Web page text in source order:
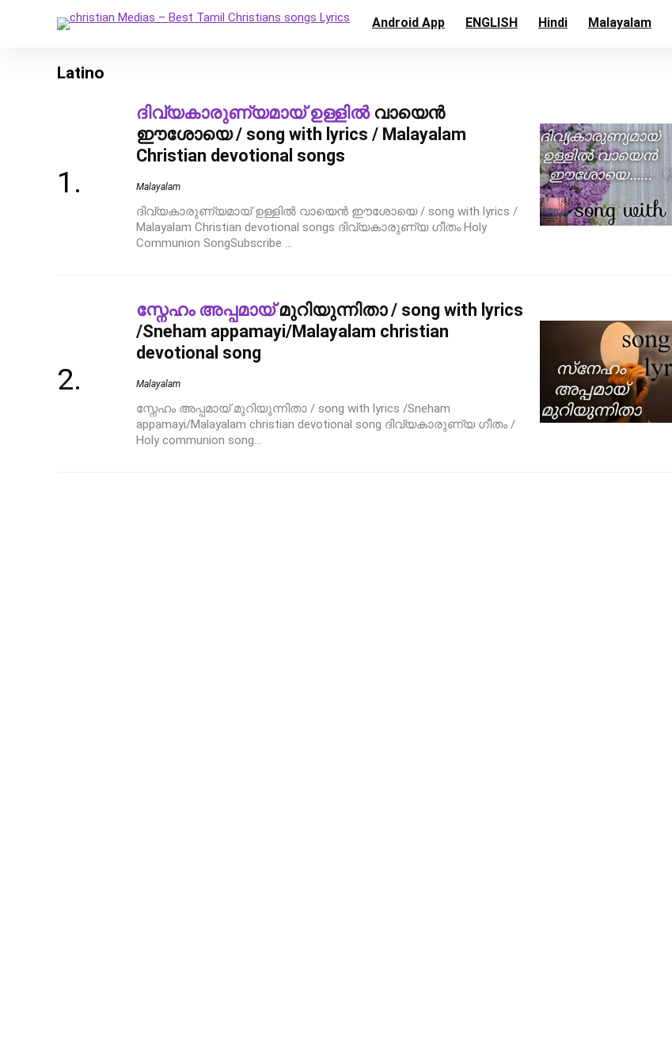
Android App ENGLISH Hindi Malayalam
Latino
ദിവ്യകാരുണ്യമായ് ഉള്ളിൽവായെൻ
ഈശോയെ / song with lyrics / Malayalam
Christian devotional songs
Malayalam
ദിവ്യകാരുണ്യമായ് ഉള്ളിൽ വായെൻ ഈശോയെ / song with lyrics /
Malayalam Christian devotional songs ദിവ്യകാരുണ്യ ഗീതം Holy
Communion SongSubscribe ...
സ്നേഹം അപ്പമായ്മുറിയുന്നിതാ / song with lyrics
/Sneham appamayi/Malayalam christian
devotional song
Malayalam
സ്നേഹം അപ്പമായ് മുറിയുന്നിതാ / song with lyrics /Sneham
appamayi/Malayalam christian devotional song ദിവ്യകാരുണ്യ ഗീതം /
Holy communion song...